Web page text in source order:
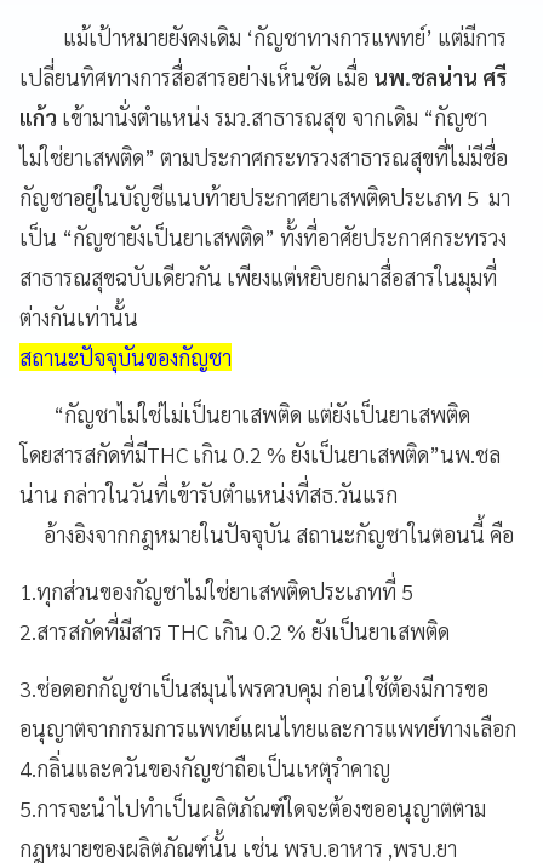
แม้เป้าหมายยังคงเดิม ‘กัญชาทางการแพทย์’ แต่มีการ
เปลี่ยนทิศทางการสื่อสารอย่างเห็นชัด เมื่อ นพ.ชลน่าน ศรี
แก้ว เข้ามานั่งตำแหน่ง รมว.สาธารณสุข จากเดิม “กัญชา
ไม่ใช่ยาเสพติด” ตามประกาศกระทรวงสาธารณสุขที่ไม่มีชื่อ
กัญชาอยู่ในบัญชีแนบท้ายประกาศยาเสพติดประเภท 5 มา
เป็น “กัญชายังเป็นยาเสพติด” ทั้งที่อาศัยประกาศกระทรวง
สาธารณสุขฉบับเดียวกัน เพียงแต่หยิบยกมาสื่อสารในมุมที่
ต่างกันเท่านั้น
สถานะปัจจุบันของกัญชา
“กัญชาไม่ใช่ไม่เป็นยาเสพติด แต่ยังเป็นยาเสพติด
โดยสารสกัดที่มีTHC เกิน 0.2 % ยังเป็นยาเสพติด”นพ.ชล
น่าน กล่าวในวันที่เข้ารับตำแหน่งที่สธ.วันแรก
อ้างอิงจากกฎหมายในปัจจุบัน สถานะกัญชาในตอนนี้ คือ
1.ทุกส่วนของกัญชาไม่ใช่ยาเสพติดประเภทที่ 5
2.สารสกัดที่มีสาร THC เกิน 0.2 % ยังเป็นยาเสพติด
3.ช่อดอกกัญชาเป็นสมุนไพรควบคุม ก่อนใช้ต้องมีการขอ
อนุญาตจากกรมการแพทย์แผนไทยและการแพทย์ทางเลือก
4.กลิ่นและควันของกัญชาถือเป็นเหตุรำคาญ
5.การจะนำไปทำเป็นผลิตภัณฑ์ใดจะต้องขออนุญาตตาม
กฎหมายของผลิตภัณฑ์นั้น เช่น พรบ.อาหาร ,พรบ.ยา